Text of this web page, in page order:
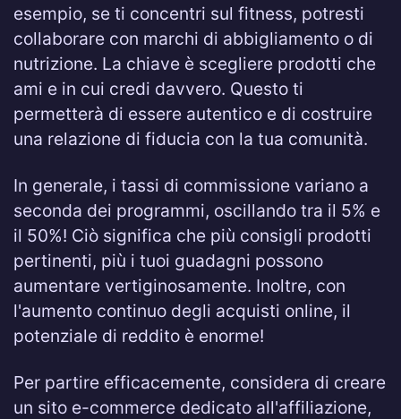
esempio, se ti concentri sul fitness, potresti
collaborare con marchi di abbigliamento o di
nutrizione. La chiave è scegliere prodotti che
ami e in cui credi davvero. Questo ti
permetterà di essere autentico e di costruire
una relazione di fiducia con la tua comunità.
In generale, i tassi di commissione variano a
seconda dei programmi, oscillando tra il 5% e
il 50%! Ciò significa che più consigli prodotti
pertinenti, più i tuoi guadagni possono
aumentare vertiginosamente. Inoltre, con
l'aumento continuo degli acquisti online, il
potenziale di reddito è enorme!
Per partire efficacemente, considera di creare
un sito e-commerce dedicato all'affiliazione,